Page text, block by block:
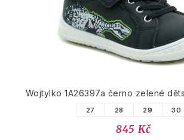
Wojtylko 1A26397a černo zelené
27 28 29 30
845 Kč